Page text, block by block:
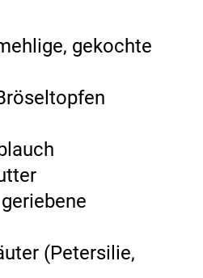
gekochte
(Petersilie,